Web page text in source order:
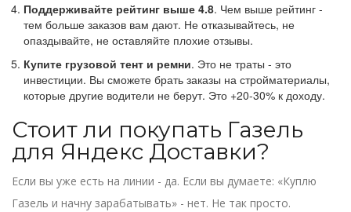
Поддерживайте рейтинг выше 4.8. Чем выше рейтинг -
тем больше заказов вам дают. Не отказывайтесь, не
опаздывайте, не оставляйте плохие отзывы.
Купите грузовой тент и ремни. Это не траты - это
инвестиции. Вы сможете брать заказы на стройматериалы,
которые другие водители не берут. Это +20-30% к доходу.
Стоит ли покупать Газель
для Яндекс Доставки?
Если вы уже есть на линии - да. Если вы думаете: «Куплю
Газель и начну зарабатывать» - нет. Не так просто.